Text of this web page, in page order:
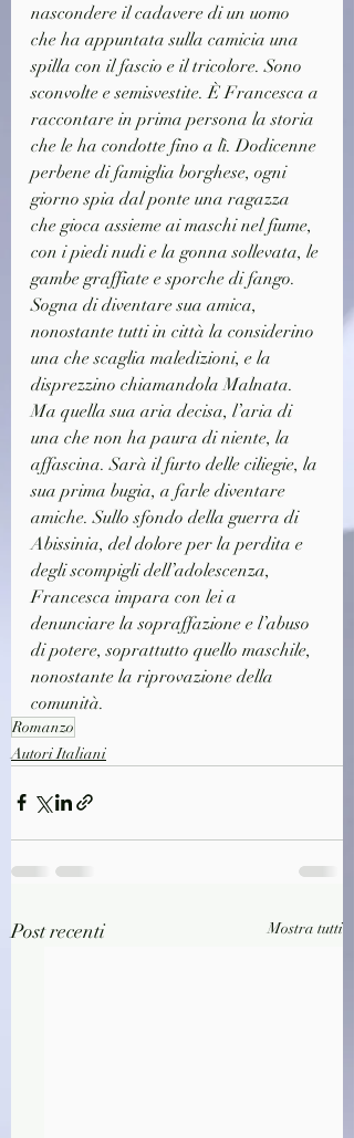
nascondere il cadavere di un uomo
che ha appuntata sulla camicia una
spilla con il fascio e il tricolore. Sono
sconvolte e semisvestite. È Francesca a
raccontare in prima persona la storia
che le ha condotte fino a lì. Dodicenne
perbene di famiglia borghese, ogni
giorno spia dal ponte una ragazza
che gioca assieme ai maschi nel fiume,
con i piedi nudi e la gonna sollevata, le
gambe graffiate e sporche di fango.
Sogna di diventare sua amica,
nonostante tutti in città la considerino
una che scaglia maledizioni, e la
disprezzino chiamandola Malnata.
Ma quella sua aria decisa, l’aria di
una che non ha paura di niente, la
affascina. Sarà il furto delle ciliegie, la
sua prima bugia, a farle diventare
amiche. Sullo sfondo della guerra di
Abissinia, del dolore per la perdita e
degli scompigli dell’adolescenza,
Francesca impara con lei a
denunciare la sopraffazione e l’abuso
di potere, soprattutto quello maschile,
nonostante la riprovazione della
comunità.
Romanzo
Autori Italiani
Post recenti Mostra tutti